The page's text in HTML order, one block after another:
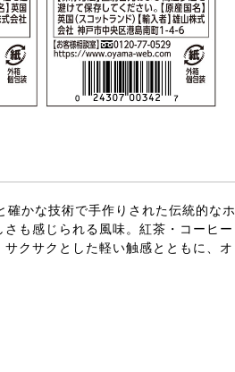
確かな技術で手作りされた伝統的なホ
も感じられる風味。紅茶・コーヒー
クサクとした軽い触感とともに、オ